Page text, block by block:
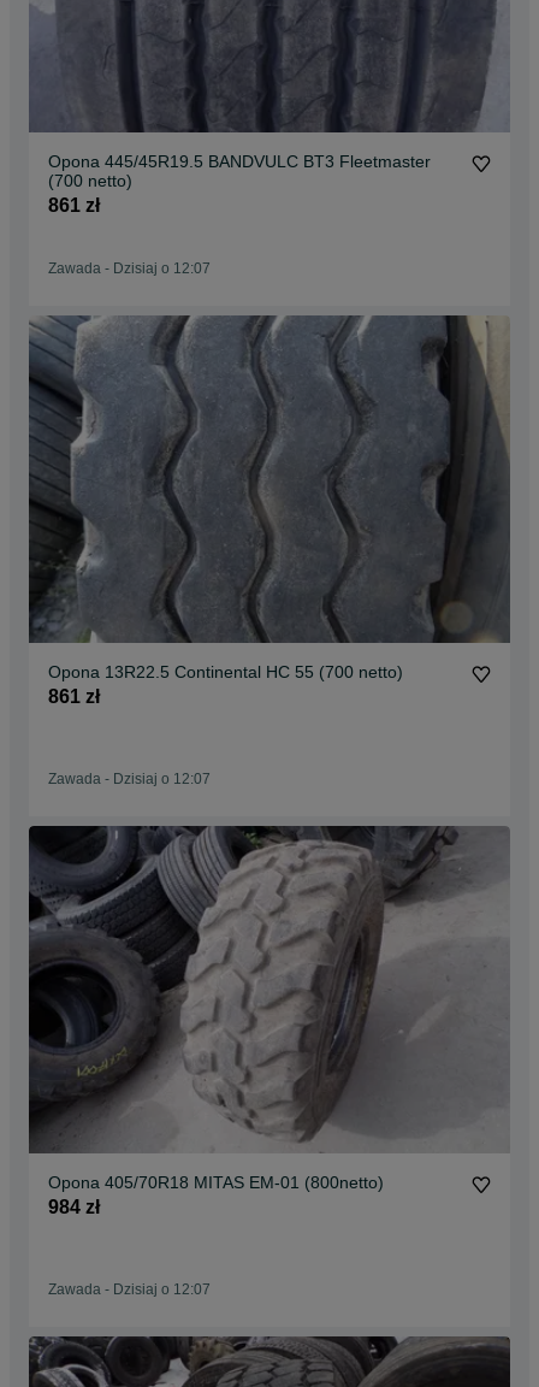
Opona 445/45R19.5 BANDVULC BT3 Fleetmaster
(700 netto)
861 zł
Zawada - Dzisiaj o 12:07
Opona 13R22.5 Continental HC 55 (700 netto)
861 zł
Zawada - Dzisiaj o 12:07
Opona 405/70R18 MITAS EM-01 (800netto)
984 zł
Zawada - Dzisiaj o 12:07